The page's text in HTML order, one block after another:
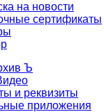
на новости
сертификаты
Ъ
и реквизиты
приложения